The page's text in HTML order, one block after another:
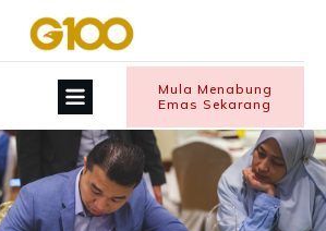
Mula Menabung
Emas Sekarang